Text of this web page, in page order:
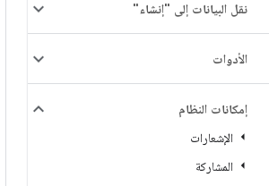
نقل البيانات إلى "إنشاء"
الأدوات
إمكانات النظام
الإشعارات
المشاركة